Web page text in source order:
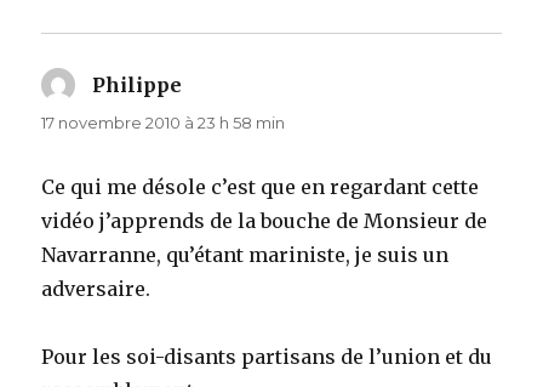
Philippe
17 novembre 2010 à 23 h 58 min
Ce qui me désole c’est que en regardant cette
vidéo j’apprends de la bouche de Monsieur de
Navarranne, qu’étant mariniste, je suis un
adversaire.
Pour les soi-disants partisans de l’union et du